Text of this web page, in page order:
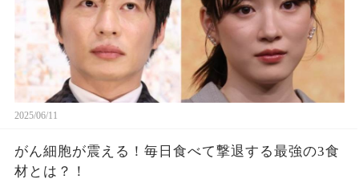
2025/06/11
がん細胞が震える！毎日食べて撃退する最強の3食
材とは？！